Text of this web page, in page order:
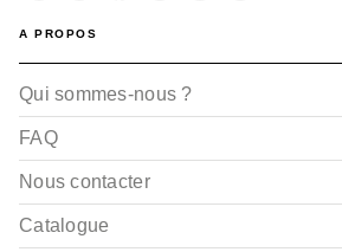
A PROPOS
Qui sommes-nous ?
FAQ
Nous contacter
Catalogue